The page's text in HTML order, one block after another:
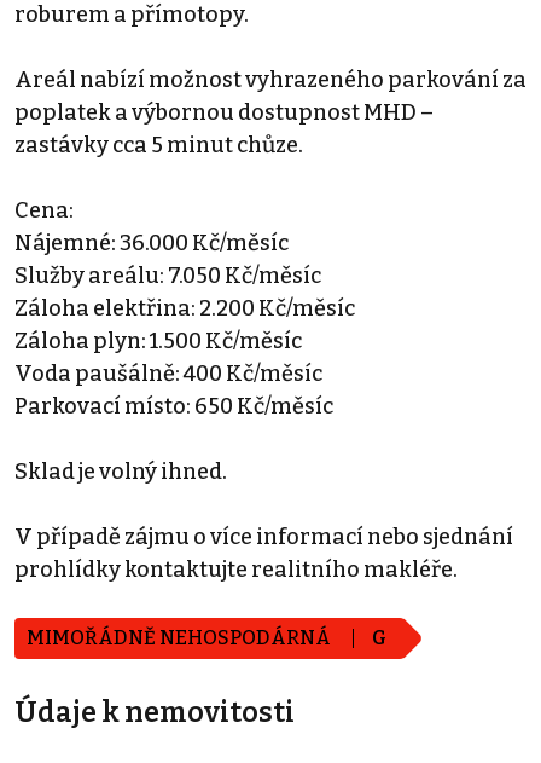
roburem a přímotopy.
Areál nabízí možnost vyhrazeného parkování za
poplatek a výbornou dostupnost MHD –
zastávky cca 5 minut chůze.
Cena:
Nájemné: 36.000 Kč/měsíc
Služby areálu: 7.050 Kč/měsíc
Záloha elektřina: 2.200 Kč/měsíc
Záloha plyn: 1.500 Kč/měsíc
Voda paušálně: 400 Kč/měsíc
Parkovací místo: 650 Kč/měsíc
Sklad je volný ihned.
V případě zájmu o více informací nebo sjednání
prohlídky kontaktujte realitního makléře.
MIMOŘÁDNĚ NEHOSPODÁRNÁ G
Údaje k nemovitosti